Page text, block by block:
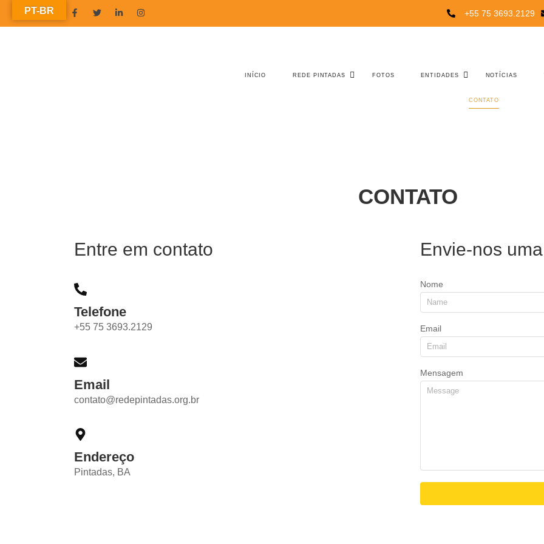
+55 75 3693.2129
INÍCIO REDE PINTADAS FOTOS ENTIDADES NOTÍCIAS
CONTATO
CONTATO
Entre em contato
Telefone
+55 75 3693.2129
Email
contato@redepintadas.org.br
Endereço
Pintadas, BA
Envie-nos
Nome
Email
Mensagem
PT-BR